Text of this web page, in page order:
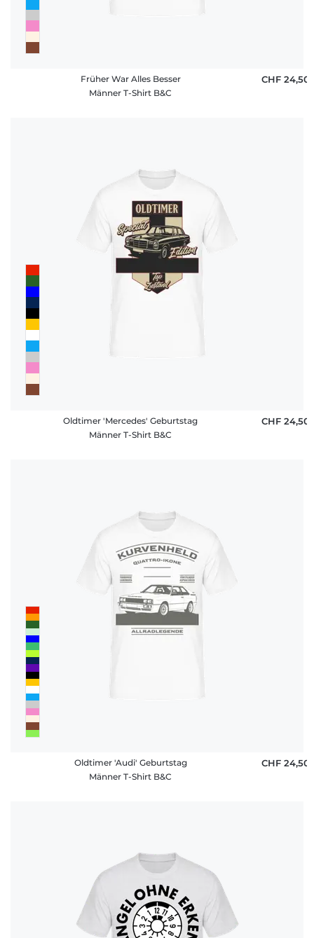
Früher War Alles Besser
Männer T-Shirt B&C
CHF 24,50
Oldtimer 'Mercedes' Geburtstag
Männer T-Shirt B&C
CHF 24,50
Oldtimer 'Audi' Geburtstag
Männer T-Shirt B&C
CHF 24,50